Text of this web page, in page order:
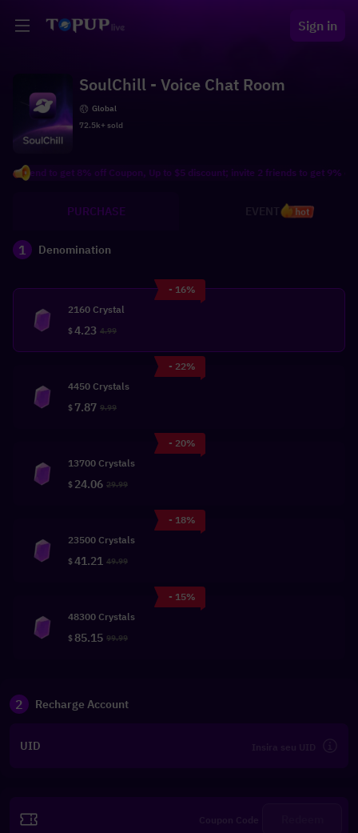
Sign in
SoulChill - Voice Chat Room
Global
72.5k+ sold
to get 8% off Coupon, Up to $5 discount; invite 2 friends to get 9% off
PURCHASE hot
1 Denomination
- 16%
2160 Crystal
$4.23 4.99
- 22%
4450 Crystals
$ 7.87 9.99
- 20%
13700 Crystals
$ 24.06 29.99
- 18%
23500 Crystals
$41.21 49.99
- 15%
48300 Crystals
$ 85.15 99.99
2 Recharge Account
UID